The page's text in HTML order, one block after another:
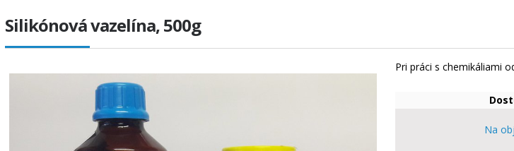
Silikónová vazelína, 500g
Pri práci s chemikáliami
Na